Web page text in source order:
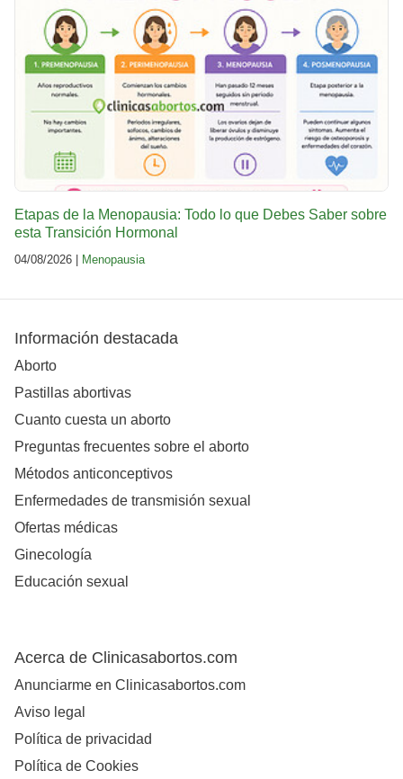
Etapas de la Menopausia: Todo lo que Debes Saber sobre
esta Transición Hormonal
04/08/2026 | Menopausia
Información destacada
Aborto
Pastillas abortivas
Cuanto cuesta un aborto
Preguntas frecuentes sobre el aborto
Métodos anticonceptivos
Enfermedades de transmisión sexual
Ofertas médicas
Ginecología
Educación sexual
Acerca de Clinicasabortos.com
Anunciarme en Clinicasabortos.com
Aviso legal
Política de privacidad
Política de Cookies